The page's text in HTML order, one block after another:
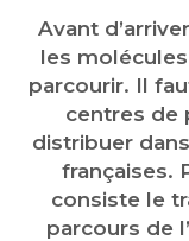
Avant
les
parcourir. Il
centres de
distribuer
françaises.
consiste le
parcours de